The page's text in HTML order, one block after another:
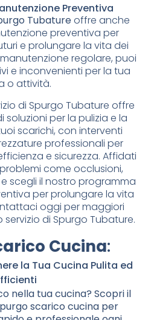
Preventiva
Tubatureoffre anche
preventiva per
e prolungare la vita dei
regolare, puoi
e inconvenienti per la tua
o attività.
di Spurgo Tubature offre
per la pulizia e la
scarichi, con interventi
professionali per
e sicurezza. Affidati
come occlusioni,
scegli il nostro programma
per prolungare la vita
oggi per maggiori
di Spurgo Tubature.
Cucina:
la Tua Cucina Pulita ed
nella tua cucina? Scopri il
scarico cucina per